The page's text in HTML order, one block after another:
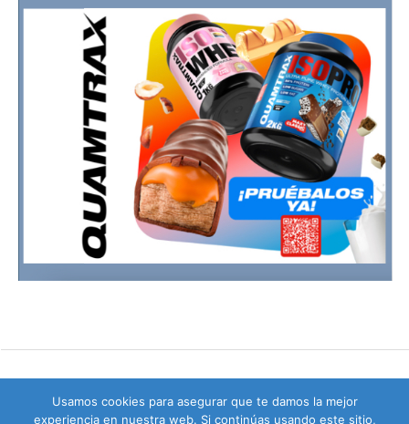
Usamos cookies para asegurar que te damos la mejor
experiencia en nuestra web. Si continúas usando este sitio,